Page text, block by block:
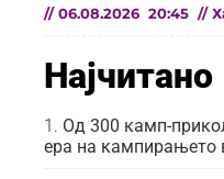
// 06.08.2026 20:45 //
Најчитано
Од 300 камп-
ера на кампирањето